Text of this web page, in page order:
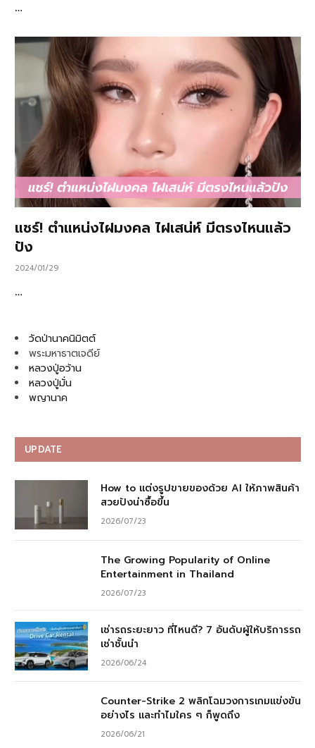
…
แชร์! ตำแหน่งไฝมงคล ไฝเสน่ห์ มีตรงไหนแล้ว
ปัง
2024/01/29
…
วัดป่านาคนิมิตต์
พระมหาธาตเจดีย์
หลวงปู่อว้าน
หลวงปู่มั่น
พญานาค
UPDATE
How to แต่งรูปขายของด้วย AI ให้ภาพสินค้า
สวยปังน่าซื้อขึ้น
2026/07/23
The Growing Popularity of Online
Entertainment in Thailand
2026/07/23
เช่ารถระยะยาว ที่ไหนดี? 7 อันดับผู้ให้บริการรถ
เช่าชั้นนำ
2026/06/24
Counter-Strike 2 พลิกโฉมวงการเกมแข่งขัน
อย่างไร และทำไมใคร ๆ ก็พูดถึง
2026/06/21